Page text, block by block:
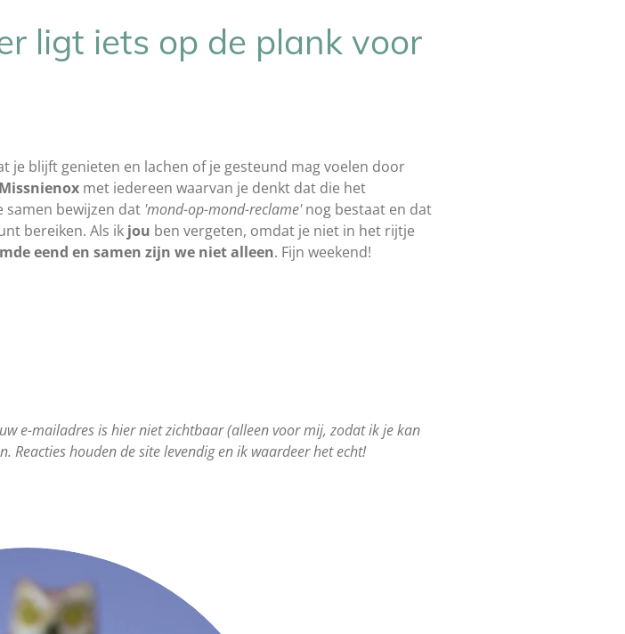
ligt iets op de plank voor
je blijft genieten en lachen of je gesteund mag voelen door
Missnienox met iedereen waarvan je denkt dat die het
samen bewijzen dat 'mond-op-mond-reclame'nog bestaat en dat
bereiken. Als ik jou ben vergeten, omdat je niet in het rijtje
eend en samen zijn we niet alleen. Fijn weekend!
e-mailadres is hier niet zichtbaar (alleen voor mij, zodat ik je kan
houden de site levendig en ik waardeer het echt!